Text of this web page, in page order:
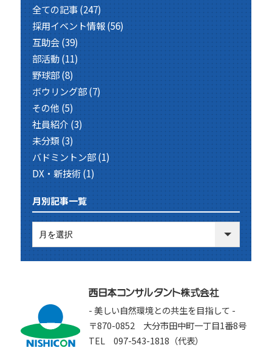
全ての記事(247)
採用イベント情報(56)
互助会(39)
部活動(11)
野球部(8)
ボウリング部(7)
その他(5)
社員紹介 (3)
未分類(3)
バドミントン部(1)
DX・新技術(1)
月別記事一覧
- 美しい自然環境との共生を目指して -
〒870-0852 大分市田中町一丁目1番8号
TEL 097-543-1818（代表）